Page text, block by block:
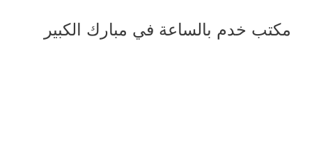
مكتب خدم بالساعة في مبارك الكبير